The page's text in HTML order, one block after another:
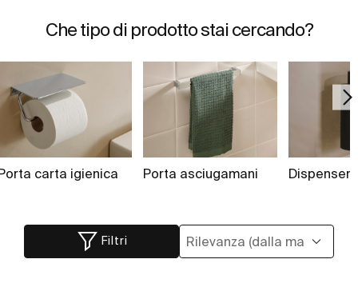
Che tipo di prodotto stai cercando?
carta igienica Porta asciugamani Dispenser
Filtri